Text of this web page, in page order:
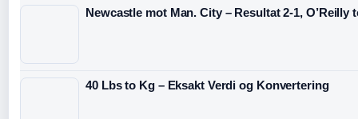
Newcastle mot Man. City – Resultat 2-1, O’Reilly
40 Lbs to Kg – Eksakt Verdi og Konvertering